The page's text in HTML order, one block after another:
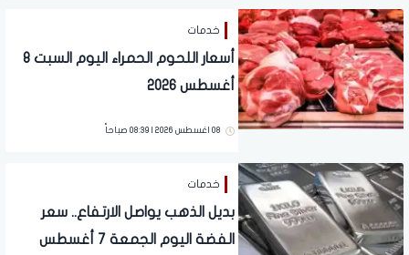
خدمات
أسعار اللحوم الحمراء اليوم السبت 8
أغسطس 2026
08 اغسطس 2026 | 08:39 صباحاً
خدمات
بديل الذهب يواصل الارتفاع.. سعر
الفضة اليوم الجمعة 7 أغسطس